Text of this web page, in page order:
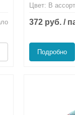
Цвет: В
372 руб. /
Подробно